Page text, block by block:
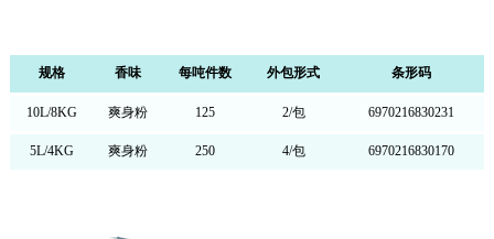
规格 香味 每吨件数 外包形式 条形码
10L/8KG 爽身粉 125 2/包 6970216830231
5L/4KG 爽身粉 250 4/包 6970216830170